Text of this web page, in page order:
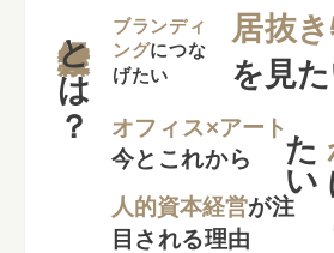
とは？
ブランディ
ングにつな
げたい
居抜
を見
オフィス×アート
今とこれから
人的資本経営が注
目される理由
た
い